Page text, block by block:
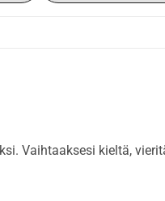
Vaihtaaksesi kieltä,